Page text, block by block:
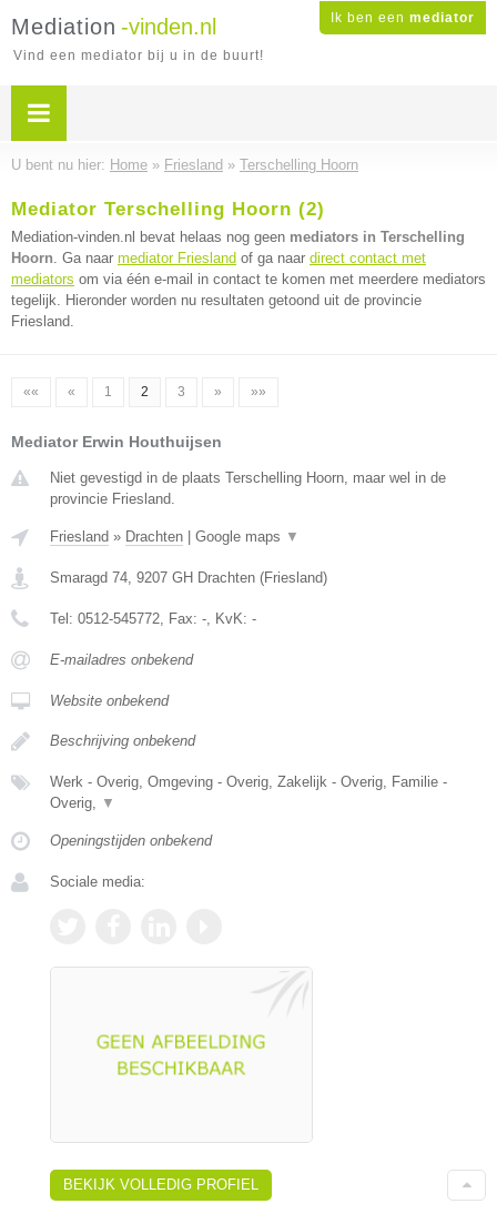
Ik ben een mediator
Mediation -vinden.nl
Vind een mediator bij u in de buurt!
U bent nu hier: Home » Friesland » Terschelling Hoorn
Mediator Terschelling Hoorn (2)
Mediation-vinden.nl bevat helaas nog geen mediators in Terschelling
Hoorn. Ga naar mediator Friesland of ga naar direct contact met
mediators om via één e-mail in contact te komen met meerdere mediators
tegelijk. Hieronder worden nu resultaten getoond uit de provincie
Friesland.
«« « 1 2 3 » »»
Mediator Erwin Houthuijsen
Niet gevestigd in de plaats Terschelling Hoorn, maar wel in de
provincie Friesland.
Friesland » Drachten Google maps ▼
Smaragd 74, 9207 GH Drachten (Friesland)
Tel: 0512-545772, Fax: -, KvK: -
E-mailadres onbekend
Website onbekend
Beschrijving onbekend
Werk - Overig, Omgeving - Overig, Zakelijk - Overig, Familie -
Overig, ▼
Openingstijden onbekend
Sociale media:
BEKIJK VOLLEDIG PROFIEL